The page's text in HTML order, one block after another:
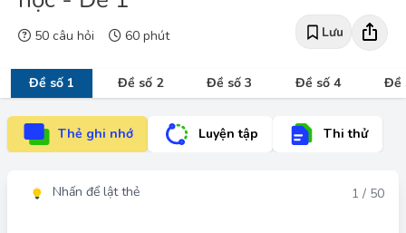
50 câu hỏi 60 phút Lưu
Đề số 1 Đề số 2 Đề số 3 Đề số 4 Đề
Thẻ ghi nhớ Luyện tập Thi thử
Nhấn để lật thẻ 1 / 50